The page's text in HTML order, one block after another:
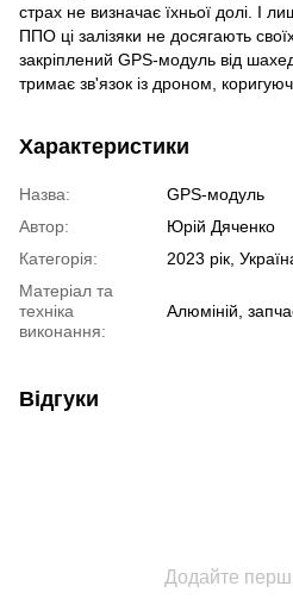
страх не визначає їхньої долі. І
ППО ці залізяки не досягають
закріплений GPS-модуль від
тримає зв'язок із дроном,
Характеристики
Назва:
GPS-модуль
Автор:
Юрій Дяченко
Категорія:
2023 рік,
Матеріал та
техніка
виконання:
Алюміній,
Відгуки
Додайте